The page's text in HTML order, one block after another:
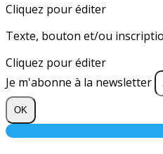
Cliquez pour éditer
Texte, bouton et/ou
Cliquez pour éditer
Je m'abonne à la newsletter
OK